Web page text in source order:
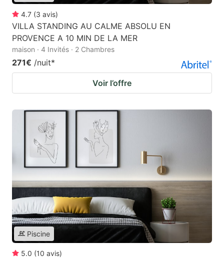
4.7 (3 avis)
VILLA STANDING AU CALME ABSOLU EN
PROVENCE A 10 MIN DE LA MER
maison · 4 Invités · 2 Chambres
271€ /nuit*
Voir l’offre
Piscine
5.0 (10 avis)